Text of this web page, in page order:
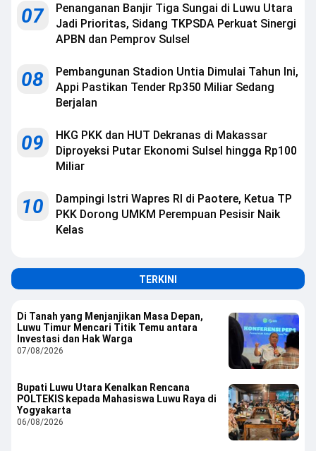
07
Penanganan Banjir Tiga Sungai di Luwu Utara
Jadi Prioritas, Sidang TKPSDA Perkuat Sinergi
APBN dan Pemprov Sulsel
08
Pembangunan Stadion Untia Dimulai Tahun Ini,
Appi Pastikan Tender Rp350 Miliar Sedang
Berjalan
09
HKG PKK dan HUT Dekranas di Makassar
Diproyeksi Putar Ekonomi Sulsel hingga Rp100
Miliar
10
Dampingi Istri Wapres RI di Paotere, Ketua TP
PKK Dorong UMKM Perempuan Pesisir Naik
Kelas
TERKINI
Di Tanah yang Menjanjikan Masa Depan,
Luwu Timur Mencari Titik Temu antara
Investasi dan Hak Warga
07/08/2026
Bupati Luwu Utara Kenalkan Rencana
POLTEKIS kepada Mahasiswa Luwu Raya di
Yogyakarta
06/08/2026